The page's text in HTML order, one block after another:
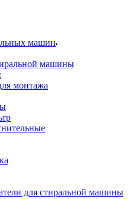
машин
машины
монтажа
для стиральной машины